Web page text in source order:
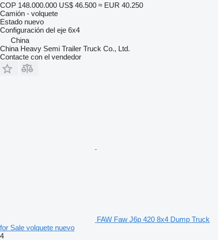
COP 148.000.000 US$ 46.500 ≈ EUR 40.250
Camión - volquete
Estado nuevo
Configuración del eje 6x4
China
China Heavy Semi Trailer Truck Co., Ltd.
Contacte con el vendedor
FAW Faw J6p 420 8x4 Dump Truck
for Sale volquete nuevo
4